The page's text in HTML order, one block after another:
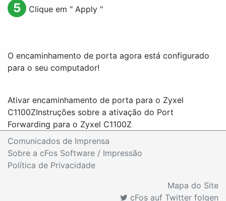
5 Clique em " Apply"
O encaminhamento de porta agora está configurado
para o seu computador!
Ativar encaminhamento de porta para o Zyxel
C1100ZInstruções sobre a ativação do Port
Forwarding para o Zyxel C1100Z
Comunicados de Imprensa
Sobre a cFos Software / Impressão
Política de Privacidade
Mapa do Site
cFos auf Twitter folgen